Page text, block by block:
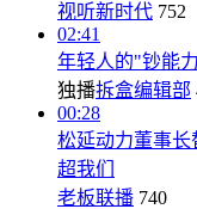
视听新时代 752
02:41
年轻人的"钞能
独播拆盒编辑部
00:28
松延动力董事长
超我们
老板联播 740